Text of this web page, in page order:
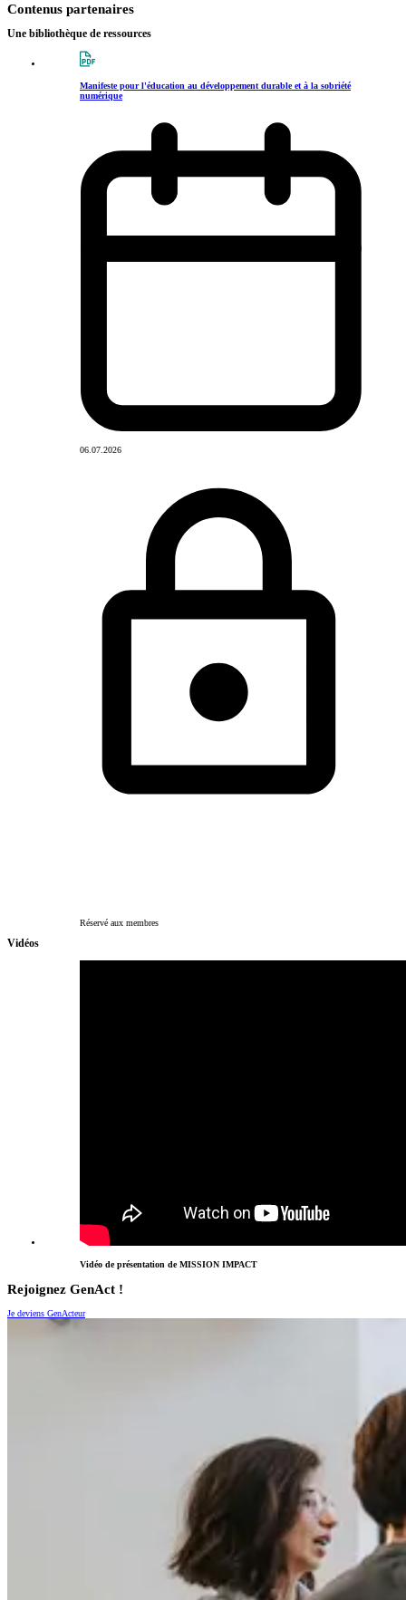
Contenus partenaires
Une bibliothèque de ressources
Manifeste pour l'éducation au développement durable et à la sobriété
numérique
06.07.2026
Réservé aux membres
Vidéos
Vidéo de présentation de MISSION IMPACT
Rejoignez GenAct !
Je deviens GenActeur